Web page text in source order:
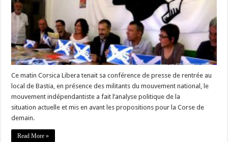
d’années,
l’engagement
militant
a
été
total
et
il
le
demeurera »
Ce matin Corsica Libera tenait sa conférence de presse de rentrée au
local de Bastia, en présence des militants du mouvement national, le
mouvement indépendantiste a fait l’analyse politique de la
situation actuelle et mis en avant les propositions pour la Corse de
demain.
Read More »